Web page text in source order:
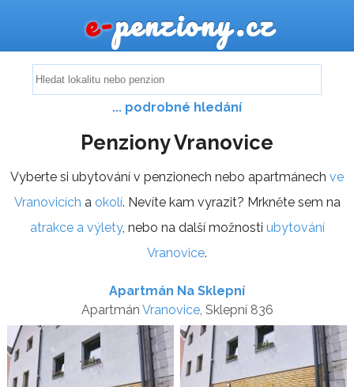
e-penziony.cz
... podrobné hledání
Penziony Vranovice
Vyberte si ubytování v penzionech nebo apartmánech ve
Vranovicích a okolí. Nevíte kam vyrazit? Mrkněte sem na
atrakce a výlety, nebo na další možnosti ubytování
Vranovice.
Apartmán Na Sklepní
Apartmán Vranovice, Sklepní 836